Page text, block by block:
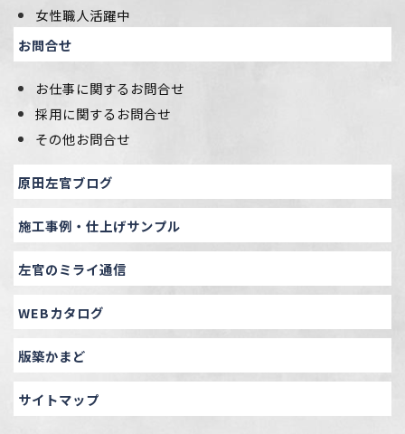
女性職人活躍中
お問合せ
お仕事に関するお問合せ
採用に関するお問合せ
その他お問合せ
原田左官ブログ
施工事例・仕上げサンプル
左官のミライ通信
WEBカタログ
版築かまど
サイトマップ